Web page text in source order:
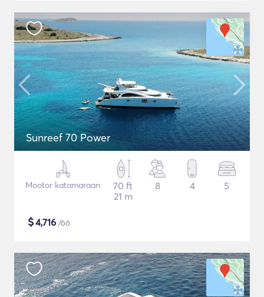
Sunreef 70 Power
Mootor katamaraan
70 ft
21 m
8 4 5
$4,716 /öö